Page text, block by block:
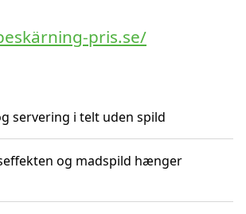
pris.se/
servering i telt uden spild
og madspild hænger